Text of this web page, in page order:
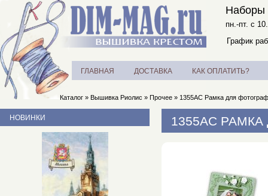
Наборы
пн.-пт. с
График
ГЛАВНАЯ ДОСТАВКА КАК ОПЛАТИТЬ?
Каталог » Вышивка Риолис » Прочее » 1355АС Рамка для
1355АС
НОВИНКИ